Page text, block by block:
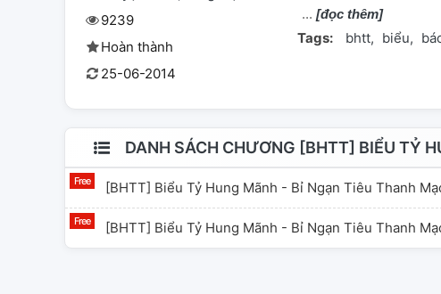
9239
Hoàn thành
25-06-2014
[đọc thêm]
Tags: bhtt biểu
DANH SÁCH CHƯƠNG [BHTT] BIỂU TỶ
[BHTT] Biểu Tỷ Hung Mãnh - Bỉ Ngạn Tiêu Thanh
[BHTT] Biểu Tỷ Hung Mãnh - Bỉ Ngạn Tiêu Thanh